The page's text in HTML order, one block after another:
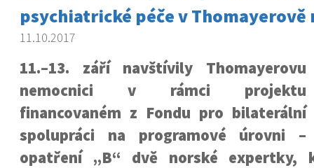
psychiatrické péče v Thomayerově
11.10.2017
11.–13. září navštívily Thomayerovu
nemocnici v rámci projektu
financovaném z Fondu pro bilaterální
spolupráci na programové úrovni –
opatření „B“ dvě norské expertky,